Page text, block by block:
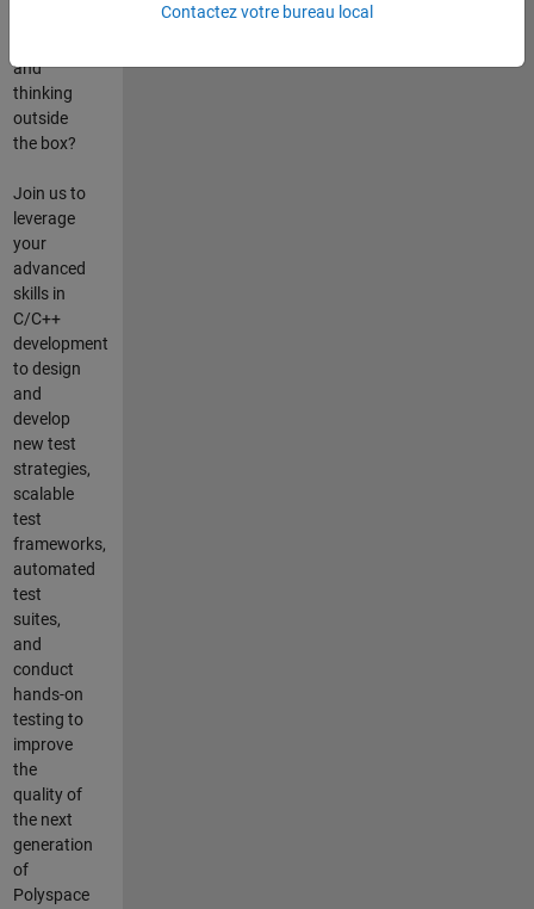
and
thinking
outside
the box?
Join us to
leverage
your
advanced
skills in
C/C++
development
to design
and
develop
new test
strategies,
scalable
test
frameworks,
automated
test
suites,
and
conduct
hands-on
testing to
improve
the
quality of
the next
generation
of
Polyspace
Contactez votre bureau local